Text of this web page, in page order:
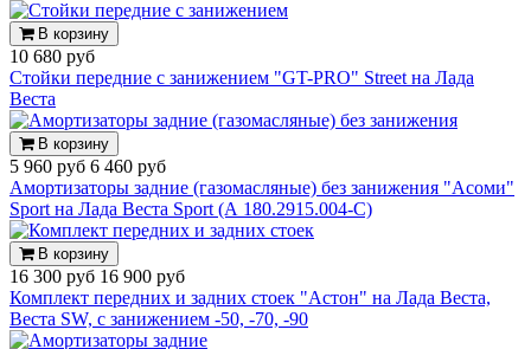
В корзину
10 680 руб
Стойки передние с занижением "GT-PRO" Street на Лада
Веста
В корзину
5 960 руб 6 460 руб
Амортизаторы задние (газомасляные) без занижения "Асоми"
Sport на Лада Веста Sport (А 180.2915.004-С)
В корзину
16 300 руб 16 900 руб
Комплект передних и задних стоек "Астон" на Лада Веста,
Веста SW, с занижением -50, -70, -90